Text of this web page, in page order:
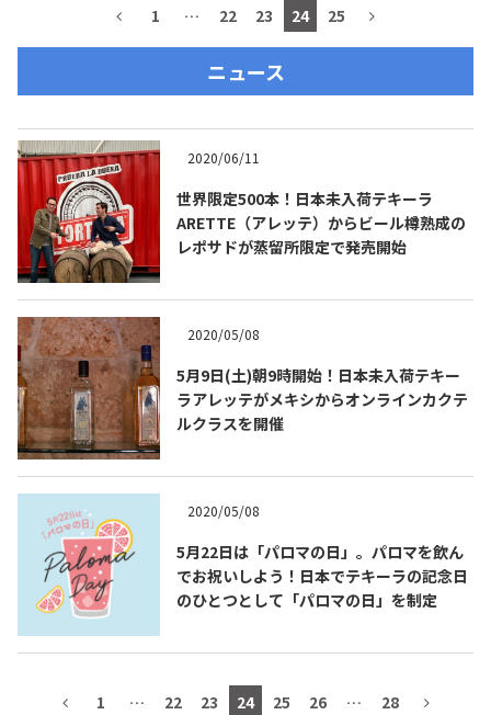
COPYRIGHT © JUAST All rights reserved.
1 … 22 23 24 25
ニュース
2020/06/11
世界限定500本！日本未入荷テキーラ
ARETTE（アレッテ）からビール樽熟成の
レポサドが蒸留所限定で発売開始
2020/05/08
5月9日(土)朝9時開始！日本未入荷テキー
ラアレッテがメキシからオンラインカクテ
ルクラスを開催
2020/05/08
5月22日は「パロマの日」。パロマを飲ん
でお祝いしよう！日本でテキーラの記念日
のひとつとして「パロマの日」を制定
1 … 22 23 24 25 26 … 28